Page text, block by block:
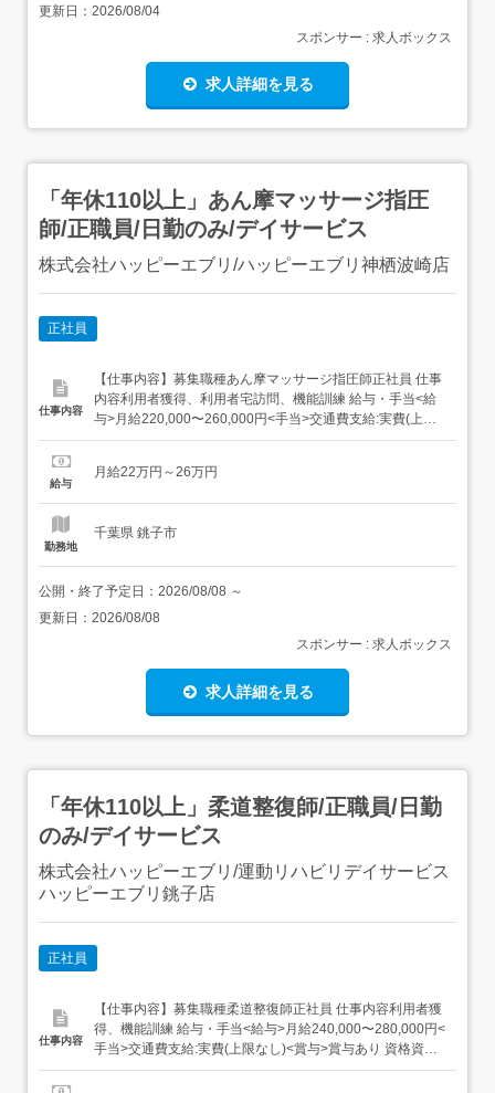
更新日： 2026/08/04
スポンサー : 求人ボックス
求人詳細を見る
「年休110以上」あん摩マッサージ指圧
師/正職員/日勤のみ/デイサービス
株式会社ハッピーエブリ/ハッピーエブリ神栖波崎店
正社員
仕事内容
【仕事内容】募集職種あん摩マッサージ指圧師正社員 仕事
内容利用者獲得、利用者宅訪問、機能訓練 給与・手当<給
与>月給220,000〜260,000円<手当>交通費支給:実費(上限
なし)<賞与>賞与あり 資格資格必須:あん摩マッサージ指圧
60分) 勤務形態日勤のみ可、シフト相談可 休...
給与
月給22万円～26万円
勤務地
千葉県 銚子市
公開・終了予定日： 2026/08/08 ～
更新日： 2026/08/08
スポンサー : 求人ボックス
求人詳細を見る
「年休110以上」柔道整復師/正職員/日勤
のみ/デイサービス
株式会社ハッピーエブリ/運動リハビリデイサービス
ハッピーエブリ銚子店
正社員
仕事内容
【仕事内容】募集職種柔道整復師正社員 仕事内容利用者獲
得、機能訓練 給与・手当<給与>月給240,000〜280,000円<
手当>交通費支給:実費(上限なし)<賞与>賞与あり 資格資格
必須:柔道整復師 勤務時間日勤専従1日勤:8:30～17:30(休憩